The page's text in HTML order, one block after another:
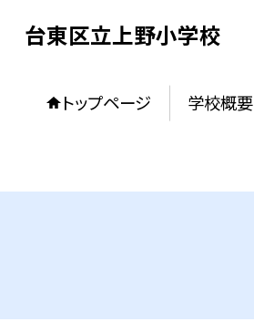
台東区立上野小学校
トップページ 学校概要